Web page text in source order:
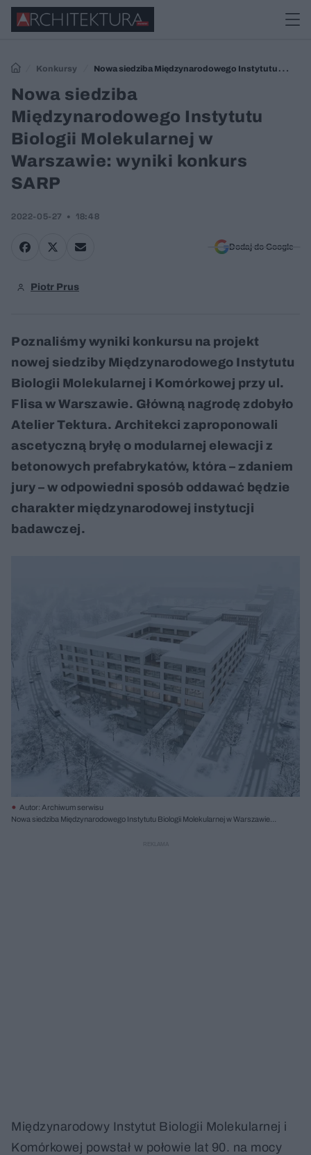
Konkursy
Nowa siedziba Międzynarodowego Instytutu
Biologii Molekularnej w Warszawie: wyniki konkurs SARP
Nowa siedziba
Międzynarodowego Instytutu
Biologii Molekularnej w
Warszawie: wyniki konkurs
SARP
2022-05-27 18:48
Dodaj do Google
Piotr Prus
Poznaliśmy wyniki konkursu na projekt
nowej siedziby Międzynarodowego Instytutu
Biologii Molekularnej i Komórkowej przy ul.
Flisa w Warszawie. Główną nagrodę zdobyło
Atelier Tektura. Architekci zaproponowali
ascetyczną bryłę o modularnej elewacji z
betonowych prefabrykatów, która – zdaniem
jury – w odpowiedni sposób oddawać będzie
charakter międzynarodowej instytucji
badawczej.
Autor: Archiwum serwisu
Nowa siedziba Międzynarodowego Instytutu Biologii Molekularnej w Warszawie,
Międzynarodowy Instytut Biologii Molekularnej i
Komórkowej powstał w połowie lat 90. na mocy